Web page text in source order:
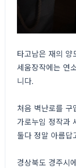
타고남은 재의 양
세움장작에는 연
니다.
처음 벽난로를 구
가로누임 정작과
둘다 정말 아름답
경상북도 경주시